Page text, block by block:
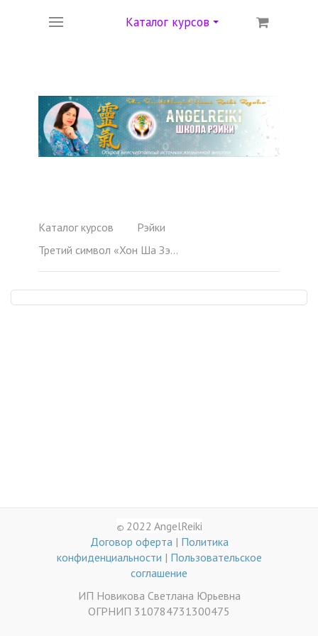
Каталог курсов
Каталог курсов
Рэйки
Третий символ «Хон Ша Зэ Шо Нен»
© 2022 AngelReiki
Договор оферта| Политика
конфиденциальности | Пользовательское
соглашение
ИП Новикова Светлана Юрьевна
ОГРНИП 310784731300475